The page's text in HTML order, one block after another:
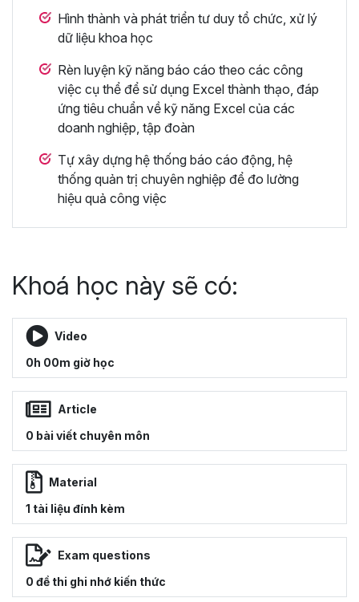
Hình thành và phát triển tư duy tổ chức, xử lý
dữ liệu khoa học
Rèn luyện kỹ năng báo cáo theo các công
việc cụ thể để sử dụng Excel thành thạo, đáp
ứng tiêu chuẩn về kỹ năng Excel của các
doanh nghiệp, tập đoàn
Tự xây dựng hệ thống báo cáo động, hệ
thống quản trị chuyên nghiệp để đo lường
hiệu quả công việc
Khoá học này sẽ có:
Video
0h 00m giờ học
Article
0 bài viết chuyên môn
Material
1 tài liệu đính kèm
Exam questions
0 đề thi ghi nhớ kiến thức